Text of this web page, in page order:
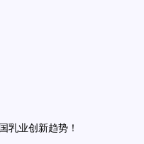
乳业创新趋势！